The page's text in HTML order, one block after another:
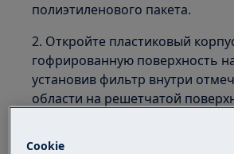
полиэтиленового пакета.
2. Откройте пластиковый
гофрированную поверхность
установив фильтр внутри
области на решетчатой
Cookie